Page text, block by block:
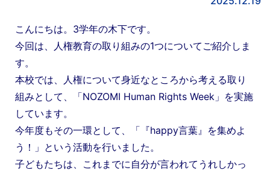
こんにちは。3学年の木下です。
今回は、人権教育の取り組みの1つについてご紹介しま
す。
本校では、人権について身近なところから考える取り
組みとして、「NOZOMI Human Rights Week」を実施
しています。
今年度もその一環として、「『happy言葉』を集めよ
う！」という活動を行いました。
子どもたちは、これまでに自分が言われてうれしかっ